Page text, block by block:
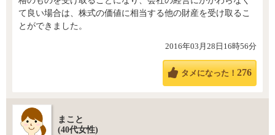
て良い場合は、株式の価値に相当する他の財産を受け取るこ
とができました。
2016年03月28日16時56分
タメになった！ 276
まこと
(40代女性)